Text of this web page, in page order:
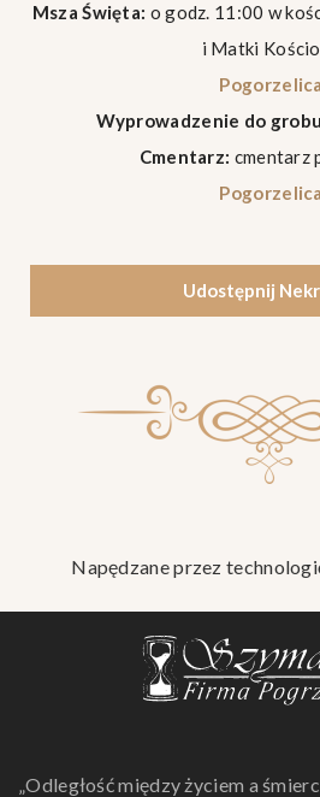
Msza Święta: o godz. 11:00 w
i Matki
Pogorzelica
Wyprowadzenie do
Cmentarz: cmentarz
Pogorzelica
Udostępnij
Napędzane przez
„Odległość między życiem a